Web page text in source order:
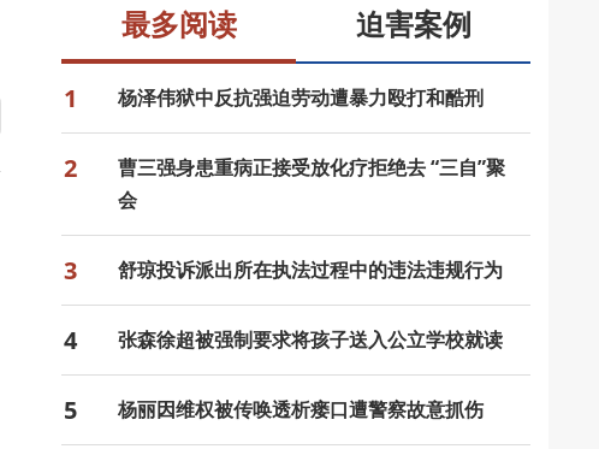
最多阅读 迫害案例
1 杨泽伟狱中反抗强迫劳动遭暴力殴打和酷刑
2
曹三强身患重病正接受放化疗拒绝去 “三自”聚
会
3 舒琼投诉派出所在执法过程中的违法违规行为
4 张森徐超被强制要求将孩子送入公立学校就读
5 杨丽因维权被传唤透析瘘口遭警察故意抓伤